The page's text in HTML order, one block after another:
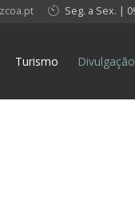
Seg. a Sex. |
Turismo Divulgação